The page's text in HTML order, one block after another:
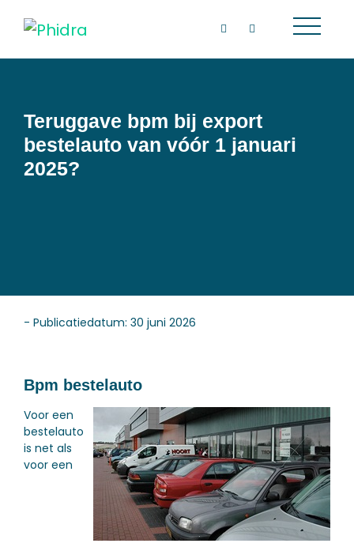
Teruggave bpm bij export
bestelauto van vóór 1 januari
2025?
- Publicatiedatum: 30 juni 2026
Bpm bestelauto
Voor een
bestelauto
is net als
voor een